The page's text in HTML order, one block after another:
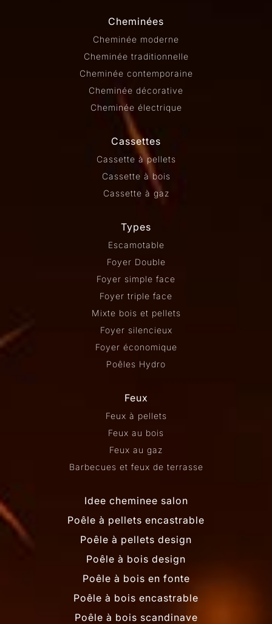
Cheminées
Cheminée moderne
Cheminée traditionnelle
Cheminée contemporaine
Cheminée décorative
Cheminée électrique
Cassettes
Cassette à pellets
Cassette à bois
Cassette à gaz
Types
Escamotable
Foyer Double
Foyer simple face
Foyer triple face
Mixte bois et pellets
Foyer silencieux
Foyer économique
Poêles Hydro
Feux
Feux à pellets
Feux au bois
Feux au gaz
Barbecues et feux de terrasse
Idee cheminee salon
Poêle à pellets encastrable
Poêle à pellets design
Poêle à bois design
Poêle à bois en fonte
Poêle à bois encastrable
Poêle à bois scandinave